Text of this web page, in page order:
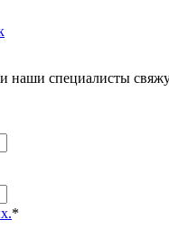
наши специалисты
*